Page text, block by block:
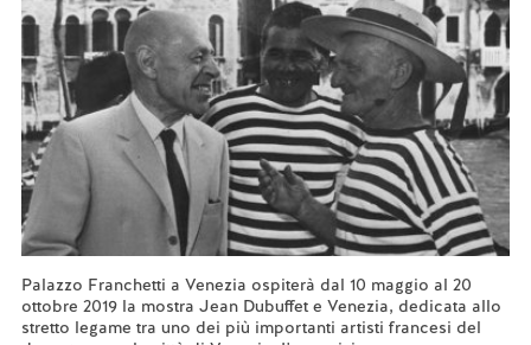
Palazzo Franchetti a Venezia ospiterà dal 10 maggio al 20
ottobre 2019 la mostra Jean Dubuffet e Venezia, dedicata allo
stretto legame tra uno dei più importanti artisti francesi del